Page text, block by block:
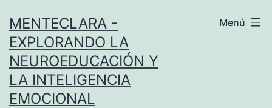
contenido
MENTECLARA -
EXPLORANDO LA
NEUROEDUCACIÓN Y
LA INTELIGENCIA
EMOCIONAL
Menú